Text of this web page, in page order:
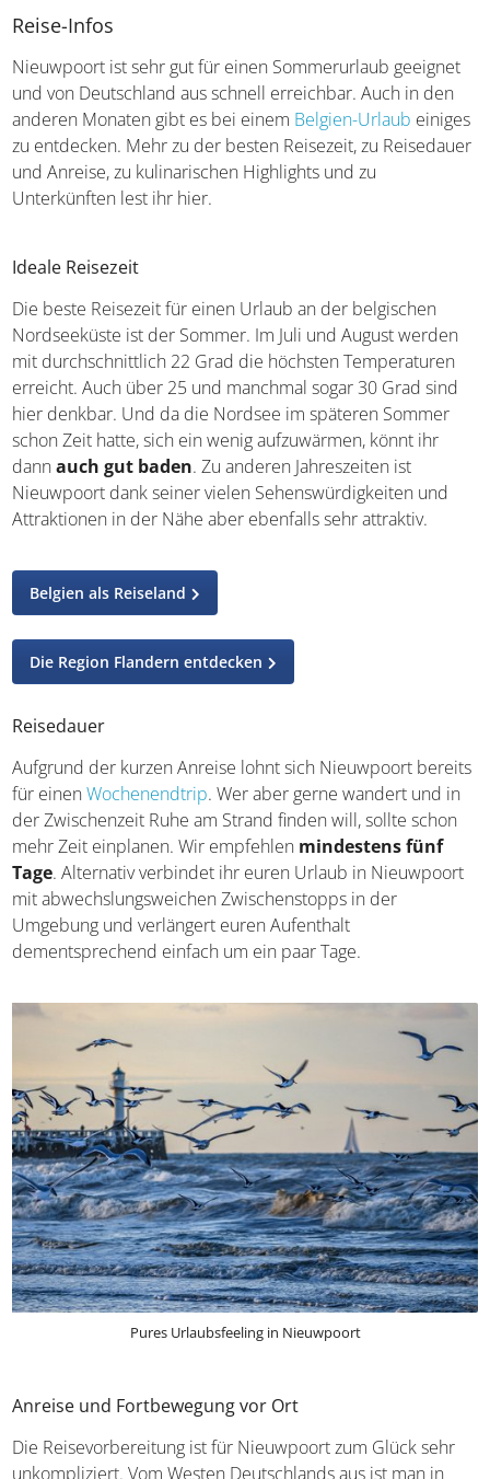
Brügge und seine Highlights
Reise-Infos
Nieuwpoort ist sehr gut für einen Sommerurlaub geeignet
und von Deutschland aus schnell erreichbar. Auch in den
anderen Monaten gibt es bei einemBelgien-Urlaub
zu Unterkünften lest ihr hier.
Ideale Reisezeit
Die beste Reisezeit für einen Urlaub an der belgischen
Nordseeküste ist der Sommer. Im Juli und August werden
mit durchschnittlich 22 Grad die höchsten Temperaturen
erreicht. Auch über 25 und manchmal sogar 30 Grad sind
hier denkbar. Und da die Nordsee im späteren Sommer
schon Zeit hatte, sich ein wenig aufzuwärmen, könnt ihr
Attraktionen in der Nähe aber ebenfalls sehr attraktiv.
Belgien als Reiseland
Die Region Flandern entdecken
Reisedauer
Aufgrund der kurzen Anreise lohnt sich Nieuwpoort
bereits für einenWochenendtrip. Wer aber gerne
wandert und in der Zwischenzeit Ruhe am Strand finden
will, sollte schon mehr Zeit einplanen. Wir empfehlen
mindestens fünf Tage. Alternativ verbindet ihr euren
Urlaub in Nieuwpoort mit abwechslungsweichen
Aufenthalt dementsprechend einfach um ein paar Tage.
Anreise und Fortbewegung vor Ort